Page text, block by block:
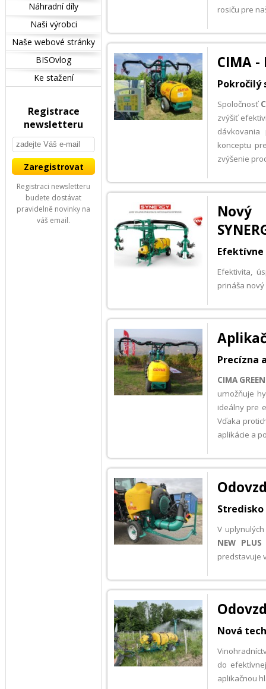
rosiču pre
CIMA -
Pokročilý
Spoločnosť
zvýšiť
konceptu
zvýšenie
Nový
Efektivita,
prináša
Precízna
CIMA
umožňuje
ideálny pre
Vďaka
aplikácie a
Stredisko
V
NEW
predstavuje
Nová
do
aplikačnou
Náhradní díly
Naši výrobci
Naše webové stránky
BISOvlog
Ke stažení
Registrace
newsletteru
Registraci newsletteru
budete dostávat
pravidelně novinky na
váš email.